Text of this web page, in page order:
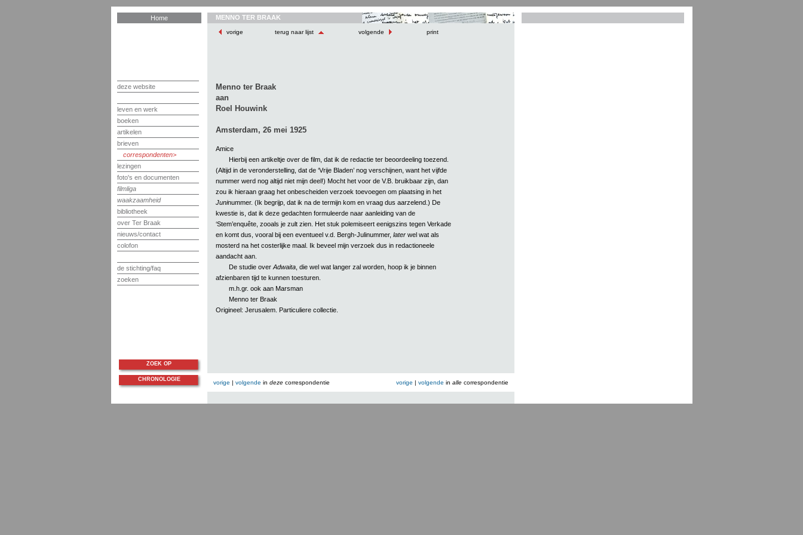
Home
deze website
leven en werk
boeken
artikelen
brieven
correspondenten
lezingen
foto's en documenten
filmliga
waakzaamheid
bibliotheek
over Ter Braak
nieuws/contact
colofon
de stichting/faq
zoeken
MENNO TER BRAAK
vorige terug naar lijst volgende print
Menno ter Braak
aan
Roel Houwink
Amsterdam, 26 mei 1925
Amice
Hierbij een artikeltje over de film, dat ik de redactie ter beoordeeling toezend.
(Altijd in de veronderstelling, dat de ‘Vrije Bladen’ nog verschijnen, want het vijfde
nummer werd nog altijd niet mijn deel!) Mocht het voor de V.B. bruikbaar zijn, dan
zou ik hieraan graag het onbescheiden verzoek toevoegen om plaatsing in het
Juninummer. (Ik begrijp, dat ik na de termijn kom en vraag dus aarzelend.) De
kwestie is, dat ik deze gedachten formuleerde naar aanleiding van de
‘Stem’enquête, zooals je zult zien. Het stuk polemiseert eenigszins tegen Verkade
en komt dus, vooral bij een eventueel v.d. Bergh-Julinummer, laterwel wat als
mosterd na het costerlijke maal. Ik beveel mijn verzoek dus in redactioneele
aandacht aan.
De studie over Adwaita, die wel wat langer zal worden, hoop ik je binnen
afzienbaren tijd te kunnen toesturen.
m.h.gr. ook aan Marsman
Menno ter Braak
Origineel: Jerusalem. Particuliere collectie.
vorige | volgende in dezecorrespondentie vorige | volgende in allecorrespondentie
ZOEK OP
CHRONOLOGIE